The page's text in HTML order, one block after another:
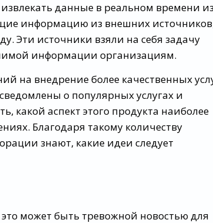
данные в реальном времени
информацию из внешних
Эти источники взяли на себя задачу
информации организациям.
на внедрение более качественных
о популярных услугах и
какой аспект этого продукта наиболее
Благодаря такому количеству
знают, какие идеи следует
может быть тревожной новостью для